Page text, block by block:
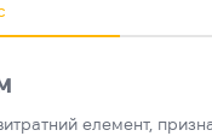
елемент,